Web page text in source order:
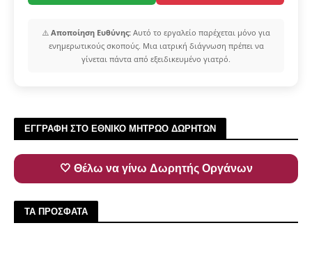
⚠️ Αποποίηση Ευθύνης: Αυτό το εργαλείο παρέχεται μόνο για
ενημερωτικούς σκοπούς. Μια ιατρική διάγνωση πρέπει να
γίνεται πάντα από εξειδικευμένο γιατρό.
ΕΓΓΡΑΦΗ ΣΤΟ ΕΘΝΙΚΟ ΜΗΤΡΩΟ ΔΩΡΗΤΩΝ
🤍 Θέλω να γίνω Δωρητής Οργάνων
ΤΑ ΠΡΟΣΦΑΤΑ